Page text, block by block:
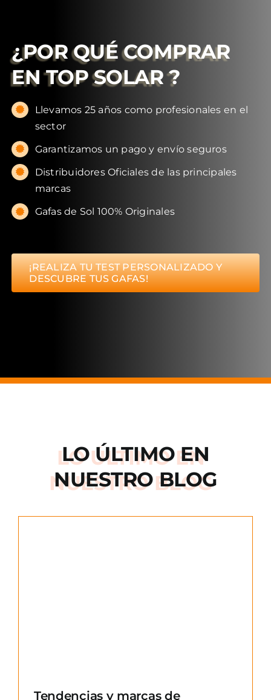
¿POR QUÉ COMPRAR
EN TOP SOLAR ?
Llevamos 25 años como profesionales en el
sector
Garantizamos un pago y envío seguros
Distribuidores Oficiales de las principales
marcas
Gafas de Sol 100% Originales
¡REALIZA TU TEST PERSONALIZADO Y
DESCUBRE TUS GAFAS!
LO ÚLTIMO EN
NUESTRO BLOG
Tendencias y marcas de